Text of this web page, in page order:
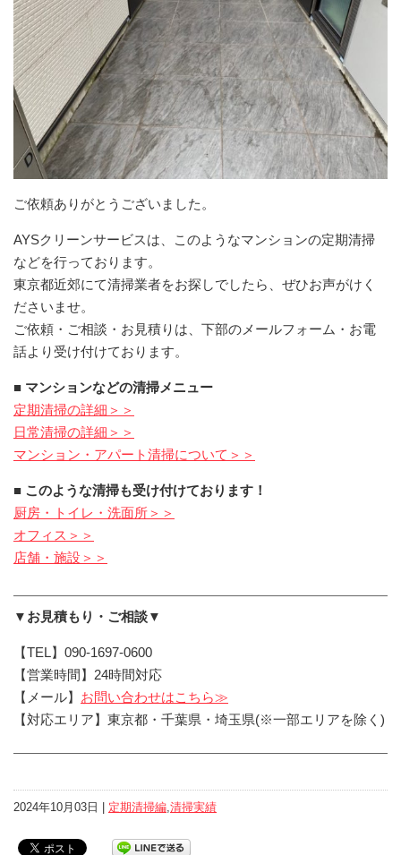
ご依頼ありがとうございました。
AYSクリーンサービスは、このようなマンションの定期清掃
などを行っております。
東京都近郊にて清掃業者をお探しでしたら、ぜひお声がけく
ださいませ。
ご依頼・ご相談・お見積りは、下部のメールフォーム・お電
話より受け付けております。
■ マンションなどの清掃メニュー
定期清掃の詳細＞＞
日常清掃の詳細＞＞
マンション・アパート清掃について＞＞
■ このような清掃も受け付けております！
厨房・トイレ・洗面所＞＞
オフィス＞＞
店舗・施設＞＞
▼お見積もり・ご相談▼
【TEL】090-1697-0600
【営業時間】24時間対応
【メール】 お問い合わせはこちら≫
【対応エリア】東京都・千葉県・埼玉県(※一部エリアを除く)
2024年10月03日 | 定期清掃編 清掃実績